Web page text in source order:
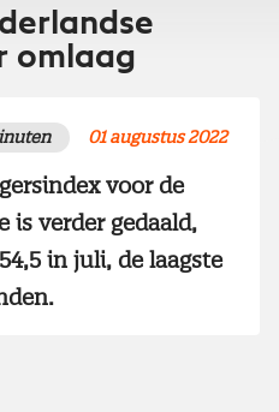
omlaag
01 augustus 2022
voor de
is verder gedaald,
in juli, de laagste